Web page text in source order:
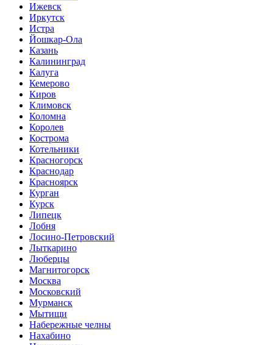
Ижевск
Иркутск
Истра
Йошкар-Ола
Казань
Калининград
Калуга
Кемерово
Киров
Климовск
Коломна
Королев
Кострома
Котельники
Красногорск
Краснодар
Красноярск
Курган
Курск
Липецк
Лобня
Лосино-Петровский
Лыткарино
Люберцы
Магнитогорск
Москва
Московский
Мурманск
Мытищи
Набережные челны
Нахабино